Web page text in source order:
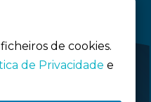
de cookies.
de Privacidade e